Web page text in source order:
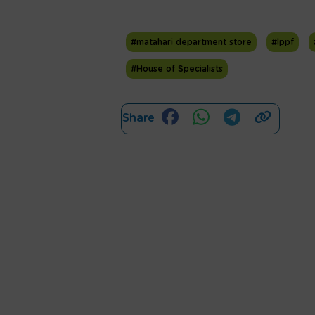
#matahari department store #lppf
#House of Specialists
Share